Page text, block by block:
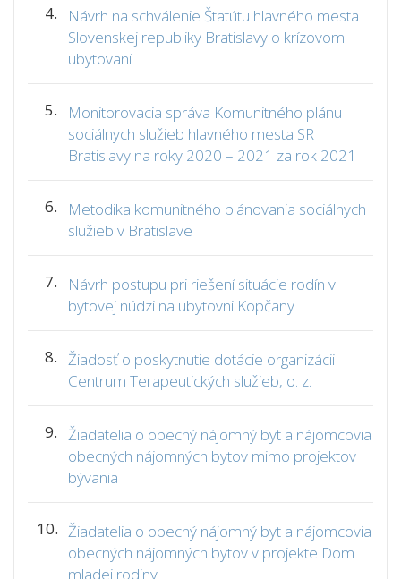
4.
Návrh na schválenie Štatútu hlavného mesta
Slovenskej republiky Bratislavy o krízovom
ubytovaní
5.
Monitorovacia správa Komunitného plánu
sociálnych služieb hlavného mesta SR
Bratislavy na roky 2020 – 2021 za rok 2021
6.
Metodika komunitného plánovania sociálnych
služieb v Bratislave
7.
Návrh postupu pri riešení situácie rodín v
bytovej núdzi na ubytovni Kopčany
8. Žiadosť o poskytnutie dotácie organizácii
Centrum Terapeutických služieb, o. z.
9. Žiadatelia o obecný nájomný byt a nájomcovia
obecných nájomných bytov mimo projektov
bývania
10. Žiadatelia o obecný nájomný byt a nájomcovia
obecných nájomných bytov v projekte Dom
mladej rodiny